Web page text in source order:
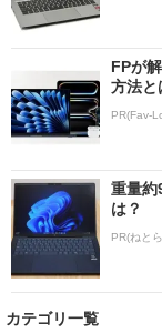
FPが
方法と
PR(Fav-
重量約
は？
PR(ねと
カテゴリ一覧